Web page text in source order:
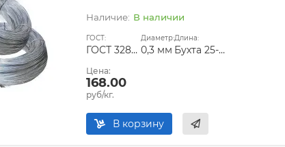
В наличии
ГОСТ:
ГОСТ 3282-74
Диаметр:
0,3 мм
Длина:
Бухта 25-50 кг
Цена:
168.00
руб/кг.
В корзину